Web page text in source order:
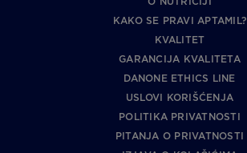
KAKO SE PRAVI APTAMIL?
KVALITET
GARANCIJA KVALITETA
DANONE ETHICS LINE
USLOVI KORIŠĆENJA
POLITIKA PRIVATNOSTI
PITANJA O PRIVATNOSTI